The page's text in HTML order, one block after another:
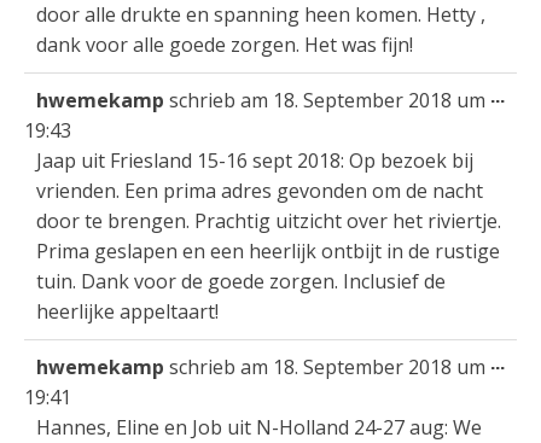
door alle drukte en spanning heen komen. Hetty ,
dank voor alle goede zorgen. Het was fijn!
hwemekamp schrieb am 18. September 2018 um
19:43
Jaap uit Friesland 15-16 sept 2018: Op bezoek bij
vrienden. Een prima adres gevonden om de nacht
door te brengen. Prachtig uitzicht over het riviertje.
Prima geslapen en een heerlijk ontbijt in de rustige
tuin. Dank voor de goede zorgen. Inclusief de
heerlijke appeltaart!
...
hwemekamp schrieb am 18. September 2018 um
19:41
Hannes, Eline en Job uit N-Holland 24-27 aug: We
...